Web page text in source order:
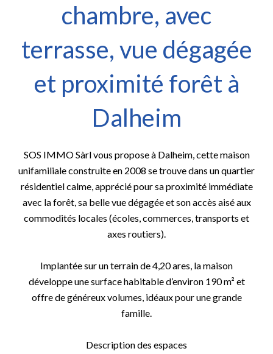
chambre, avec
terrasse, vue dégagée
et proximité forêt à
Dalheim
SOS IMMO Sàrl vous propose à Dalheim, cette maison
unifamiliale construite en 2008 se trouve dans un quartier
résidentiel calme, apprécié pour sa proximité immédiate
avec la forêt, sa belle vue dégagée et son accès aisé aux
commodités locales (écoles, commerces, transports et
axes routiers).
Implantée sur un terrain de 4,20 ares, la maison
développe une surface habitable d’environ 190 m² et
offre de généreux volumes, idéaux pour une grande
famille.
Description des espaces